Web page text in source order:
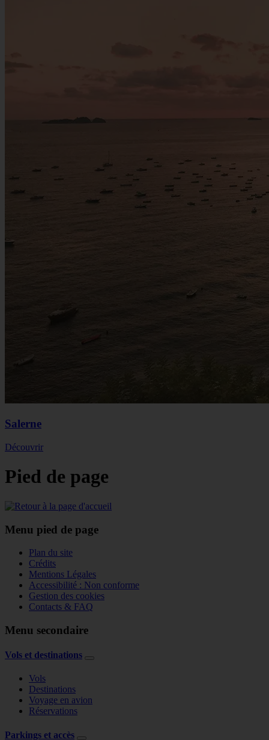
Salerne
Découvrir
Pied de page
Menu pied de page
Plan du site
Crédits
Mentions Légales
Accessibilité : Non conforme
Gestion des cookies
Contacts & FAQ
Menu secondaire
Vols et destinations
Vols
Destinations
Voyage en avion
Réservations
Parkings et accès